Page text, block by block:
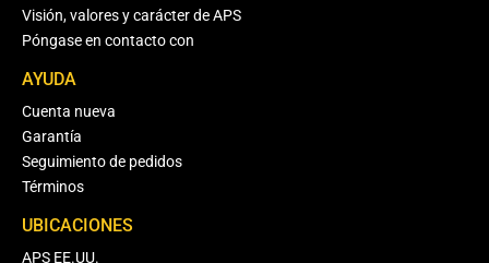
Visión, valores y carácter de APS
Póngase en contacto con
AYUDA
Cuenta nueva
Garantía
Seguimiento de pedidos
Términos
UBICACIONES
APS EE.UU.